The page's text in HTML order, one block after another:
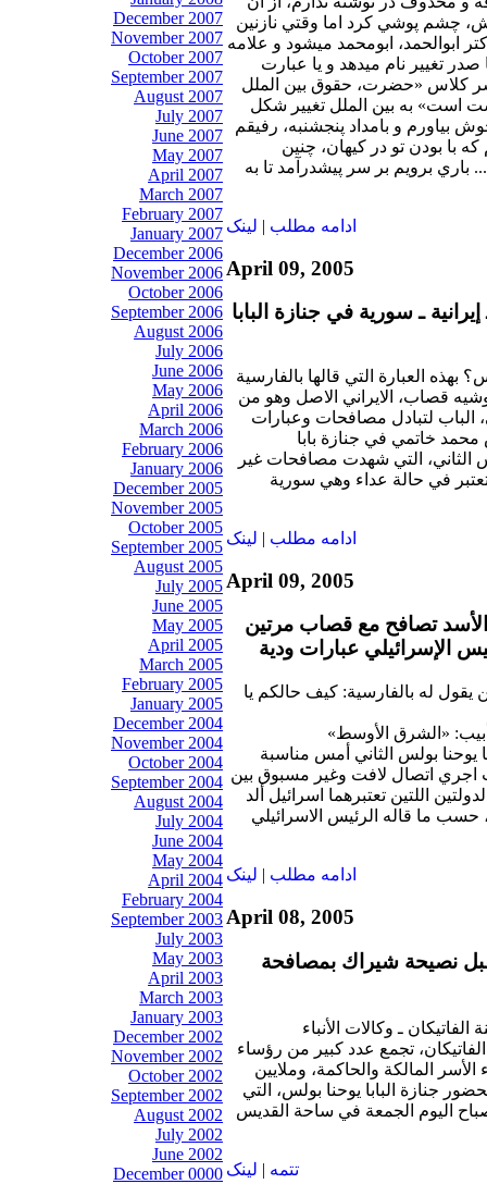
December 2007
November 2007
October 2007
September 2007
August 2007
July 2007
June 2007
May 2007
April 2007
March 2007
February 2007
January 2007
December 2006
November 2006
October 2006
September 2006
August 2006
July 2006
June 2006
May 2006
April 2006
March 2006
February 2006
January 2006
December 2005
November 2005
October 2005
September 2005
August 2005
July 2005
June 2005
May 2005
April 2005
March 2005
February 2005
January 2005
December 2004
November 2004
October 2004
September 2004
August 2004
July 2004
June 2004
May 2004
April 2004
February 2004
September 2003
July 2003
May 2003
April 2003
March 2003
January 2003
December 2002
November 2002
October 2002
September 2002
August 2002
July 2002
June 2002
December 0000
چشم پوشي كرد اما وقتي نازنين
ابوالحمد، ابومحمد ميشود و علامه
تغيير نام ميدهد و يا عبارت
كلاس «حضرت، حقوق بين الملل
است» به بين الملل تغيير شكل
بياورم و بامداد پنجشنبه، رفيقم
با بودن تو در كيهان، چنين
باري برويم بر سر پيشدرآمد تا به
ادامه مطلب | لينک
April 09, 2005
ـ سورية في جنازة البابا
العبارة التي قالها بالفارسية
قصاب، الايراني الاصل وهو من
الباب لتبادل مصافحات وعبارات
خاتمي في جنازة بابا
الثاني، التي شهدت مصافحات غير
في حالة عداء وهي سورية
ادامه مطلب | لينک
April 09, 2005
الأسد تصافح مع قصاب مرتين
الإسرائيلي عبارات ودية
يقول له بالفارسية: كيف حالكم يا
«الشرق الأوسط»
يوحنا بولس الثاني أمس مناسبة
اجري اتصال لافت وغير مسبوق بين
اللتين تعتبرهما اسرائيل ألد
حسب ما قاله الرئيس الاسرائيلي
ادامه مطلب | لينک
April 08, 2005
نصيحة شيراك بمصافحة
ـ وكالات الأنباء
تجمع عدد كبير من رؤساء
المالكة والحاكمة، وملايين
جنازة البابا يوحنا بولس، التي
اليوم الجمعة في ساحة القديس
تتمه | لينک